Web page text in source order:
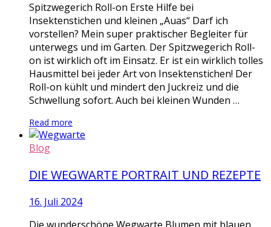
Spitzwegerich Roll-on Erste Hilfe bei
Insektenstichen und kleinen „Auas“ Darf ich
vorstellen? Mein super praktischer Begleiter für
unterwegs und im Garten. Der Spitzwegerich Roll-
on ist wirklich oft im Einsatz. Er ist ein wirklich tolles
Hausmittel bei jeder Art von Insektenstichen! Der
Roll-on kühlt und mindert den Juckreiz und die
Schwellung sofort. Auch bei kleinen Wunden …
Read more
Blog
DIE WEGWARTE PORTRAIT UND REZEPTE
16. Juli 2024